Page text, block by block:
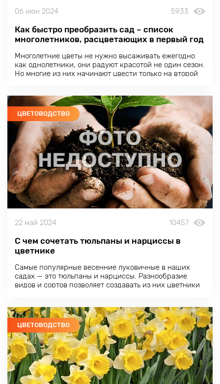
06 июн 2024 5933
Как быстро преобразить сад – список
многолетников, расцветающих в первый год
Многолетние цветы не нужно высаживать ежегодно
как однолетники, они радуют красотой не один сезон.
Но многие из них начинают цвести только на второй
ЦВЕТОВОДСТВО
22 май 2024 10457
С чем сочетать тюльпаны и нарциссы в
цветнике
Самые популярные весенние луковичные в наших
садах — это тюльпаны и нарциссы. Разнообразие
видов и сортов позволяет создавать из них цветники
ЦВЕТОВОДСТВО